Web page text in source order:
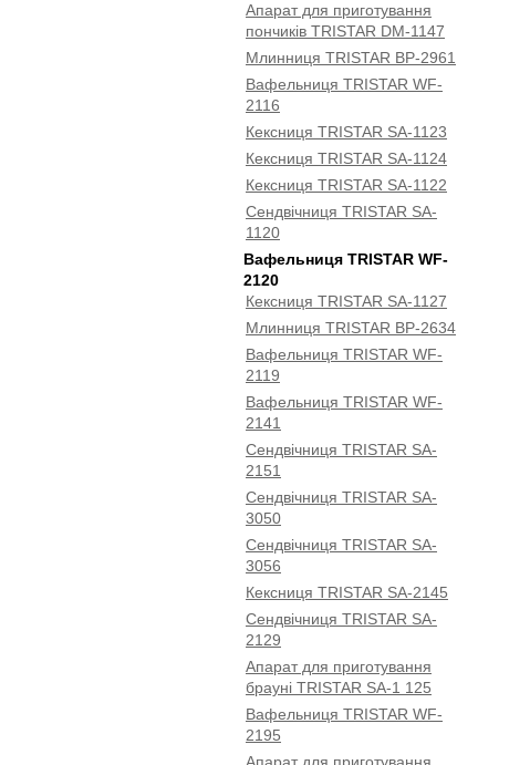
Апарат для приготування
пончиків TRISTAR DM-1147
Млинниця TRISTAR BP-2961
Вафельниця TRISTAR WF-
2116
Кексниця TRISTAR SA-1123
Кексниця TRISTAR SA-1124
Кексниця TRISTAR SA-1122
Сендвічниця TRISTAR SA-
1120
Вафельниця TRISTAR WF-
2120
Кексниця TRISTAR SA-1127
Млинниця TRISTAR BP-2634
Вафельниця TRISTAR WF-
2119
Вафельниця TRISTAR WF-
2141
Сендвічниця TRISTAR SA-
2151
Сендвічниця TRISTAR SA-
3050
Сендвічниця TRISTAR SA-
3056
Кексниця TRISTAR SA-2145
Сендвічниця TRISTAR SA-
2129
Апарат для приготування
брауні TRISTAR SA-1 125
Вафельниця TRISTAR WF-
2195